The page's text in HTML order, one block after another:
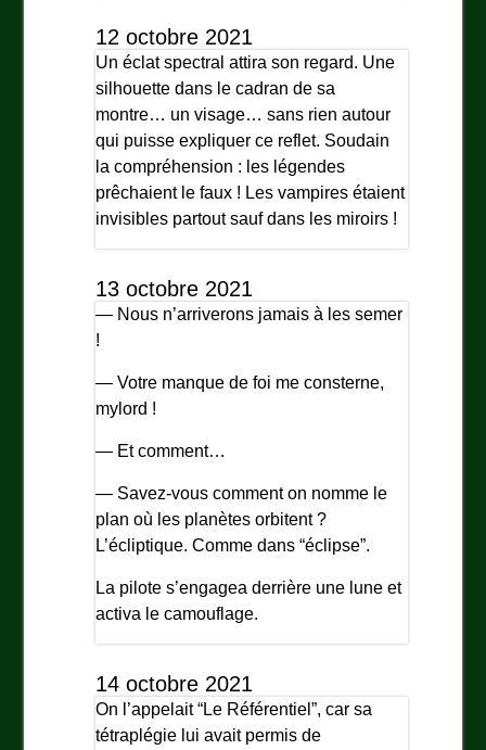
12 octobre 2021
Un éclat spectral attira son regard. Une
silhouette dans le cadran de sa
montre… un visage… sans rien autour
qui puisse expliquer ce reflet. Soudain
la compréhension : les légendes
prêchaient le faux ! Les vampires étaient
invisibles partout sauf dans les miroirs !
13 octobre 2021
— Nous n’arriverons jamais à les semer
!
— Votre manque de foi me consterne,
mylord !
— Et comment…
— Savez-vous comment on nomme le
plan où les planètes orbitent ?
L’écliptique. Comme dans “éclipse”.
La pilote s’engagea derrière une lune et
activa le camouflage.
14 octobre 2021
On l’appelait “Le Référentiel”, car sa
tétraplégie lui avait permis de